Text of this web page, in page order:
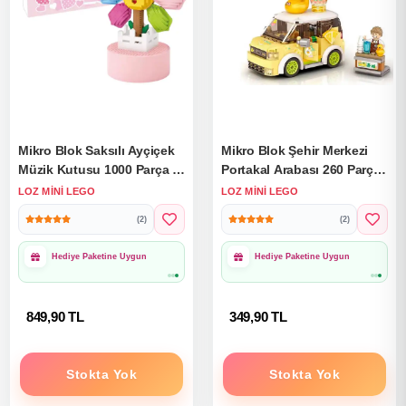
Mikro Blok Saksılı Ayçiçek
Müzik Kutusu 1000 Parça -
Lego Setleri - Loz Mini
Lego - Çiçek Lego - Loz
Lego - Mikro Bloklar
LOZ MINI LEGO
(2)
1000₺ Üzeri Ücretsiz
Kargo
849,90 TL
Stokta Yok
Mikro Blok Şehir Merkezi
Portakal Arabası 260 Parça -
Lego Setleri - Loz Mini
Lego - Çiçek Lego - Loz
Lego - Mikro Bloklar
LOZ MINI LEGO
(2)
1000₺ Üzeri Ücretsiz
Kargo
349,90 TL
Stokta Yok